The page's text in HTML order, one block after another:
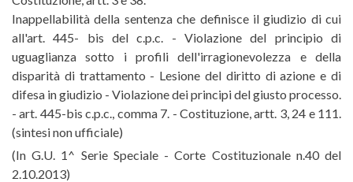
Inappellabilità della sentenza che definisce il giudizio di cui
all'art. 445- bis del c.p.c. - Violazione del principio di
uguaglianza sotto i profili dell'irragionevolezza e della
disparità di trattamento - Lesione del diritto di azione e di
difesa in giudizio - Violazione dei principi del giusto processo.
- art. 445-bis c.p.c., comma 7. - Costituzione, artt. 3, 24 e 111.
(sintesi non ufficiale)
(In G.U. 1^ Serie Speciale - Corte Costituzionale n.40 del
2.10.2013)